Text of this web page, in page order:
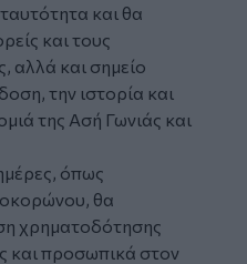
και θα
και τους
αλλά και σημείο
την ιστορία και
της Ασή Γωνιάς και
όπως
θα
χρηματοδότησης
και προσωπικά στον